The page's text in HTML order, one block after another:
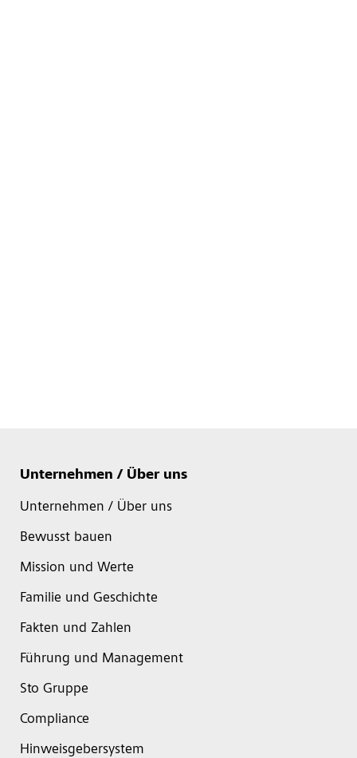
Unternehmen / Über uns
Unternehmen / Über uns
Bewusst bauen
Mission und Werte
Familie und Geschichte
Fakten und Zahlen
Führung und Management
Sto Gruppe
Compliance
Hinweisgebersystem